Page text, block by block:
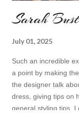
Sarah
July 01, 2025
Such an incredible
a point by making
the designer talk
dress, giving tips on
general styling tips. I